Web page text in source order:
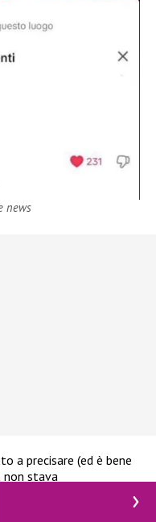
news
a precisare (ed è bene
stava
la sua conoscenza con